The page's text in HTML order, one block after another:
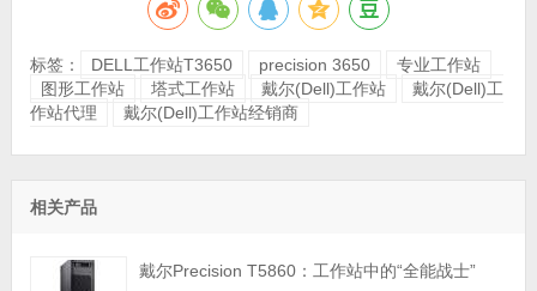
标签： DELL工作站T3650 precision 3650
专业工作站
图形工作站
塔式工作站 戴尔(Dell)工作站
戴尔(Dell)工
作站代理
戴尔(Dell)工作站经销商
相关产品
戴尔Precision T5860：工作站中的“全能战士”